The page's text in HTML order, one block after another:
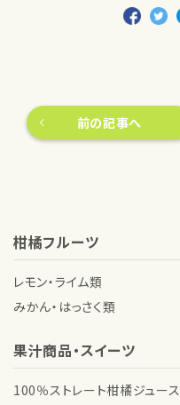
前の記事へ
柑橘フルーツ
レモン・ライム類
みかん・はっさく類
果汁商品・スイーツ
100％ストレート柑橘ジュース